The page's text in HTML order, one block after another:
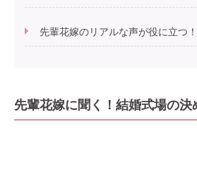
先輩花嫁のリアルな声が役に立つ！
先輩花嫁に聞く！結婚式場の決